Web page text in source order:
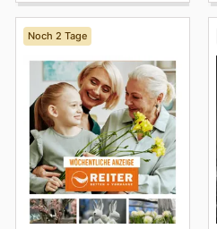
Noch 2 Tage